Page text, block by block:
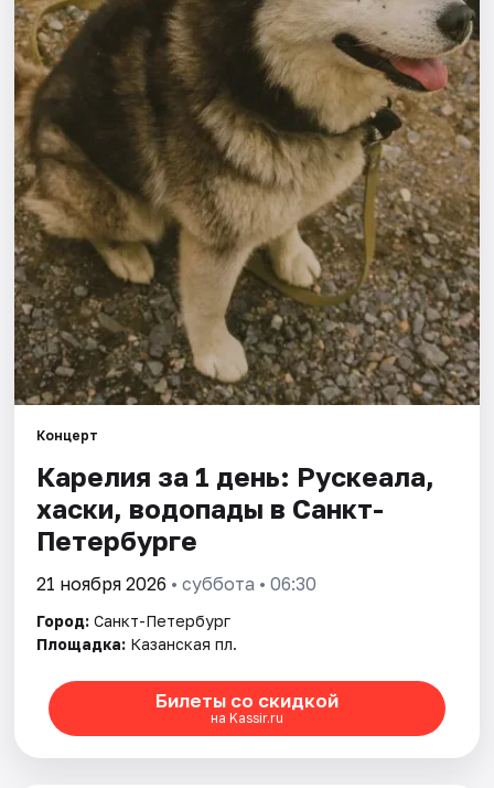
Города
Площадки
Артисты
Рейтинги
Концерт
Карелия за 1 день: Рускеала,
хаски, водопады в Санкт-
Петербурге
21 ноября 2026 • суббота • 06:30
Город: Санкт-Петербург
Площадка: Казанская пл.
Билеты со скидкой
на Kassir.ru